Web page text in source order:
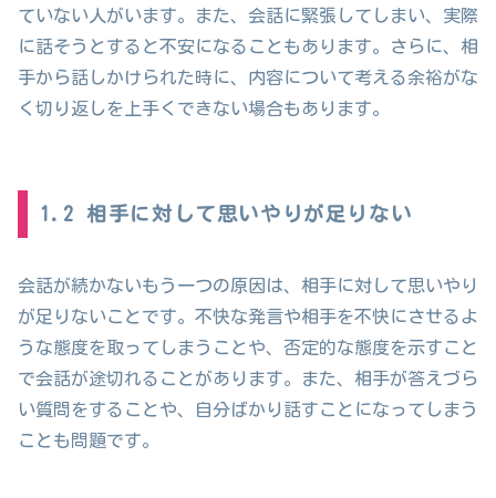
ていない人がいます。また、会話に緊張してしまい、実際
に話そうとすると不安になることもあります。さらに、相
手から話しかけられた時に、内容について考える余裕がな
く切り返しを上手くできない場合もあります。
1.2 相手に対して思いやりが足りない
会話が続かないもう一つの原因は、相手に対して思いやり
が足りないことです。不快な発言や相手を不快にさせるよ
うな態度を取ってしまうことや、否定的な態度を示すこと
で会話が途切れることがあります。また、相手が答えづら
い質問をすることや、自分ばかり話すことになってしまう
ことも問題です。